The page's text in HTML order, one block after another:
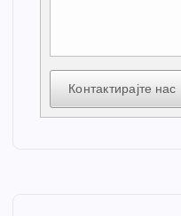
Контактирајте нас